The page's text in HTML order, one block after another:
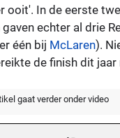
ooit'. In de eerste
echter al drie
één bij McLaren).
de finish dit jaar
gaat verder onder video